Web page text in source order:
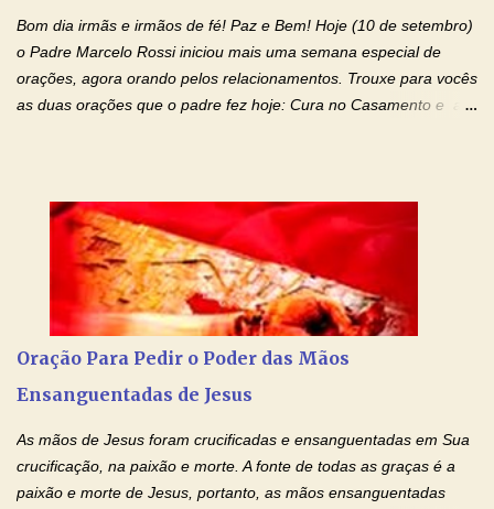
os laços...
Bom dia irmãs e irmãos de fé! Paz e Bem! Hoje (10 de setembro)
o Padre Marcelo Rossi iniciou mais uma semana especial de
orações, agora orando pelos relacionamentos. Trouxe para vocês
as duas orações que o padre fez hoje: Cura no Casamento e a
com o Momento de Fé. Que Deus abençoe e que todo
relacionamento seja fortalecido e curado no amor Ágape de
Jesus. Adriana-Devoção e Fé Mensagem do Padre Marcelo Rossi
em seu Facebook: Amados, iniciamos uma semana para orar
pelos relacionamentos. Diz a Bíblia sagrada: "O amor é paciente,
de orgulho. Nada faz de inconveniente, não procura o seu próprio
interesse, não se irrita, não guarda rancor. Não se alegra com a
Oração Para Pedir o Poder das Mãos
Ensanguentadas de Jesus
As mãos de Jesus foram crucificadas e ensanguentadas em Sua
crucificação, na paixão e morte. A fonte de todas as graças é a
paixão e morte de Jesus, portanto, as mãos ensanguentadas